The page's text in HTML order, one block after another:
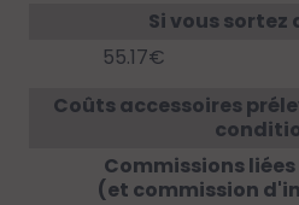
Si vous sortez
55.17€
Coûts accessoires
Commissions
(et commission